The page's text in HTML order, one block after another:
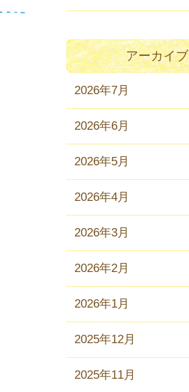
アーカイブ
2026年7月
2026年6月
2026年5月
2026年4月
2026年3月
2026年2月
2026年1月
2025年12月
2025年11月